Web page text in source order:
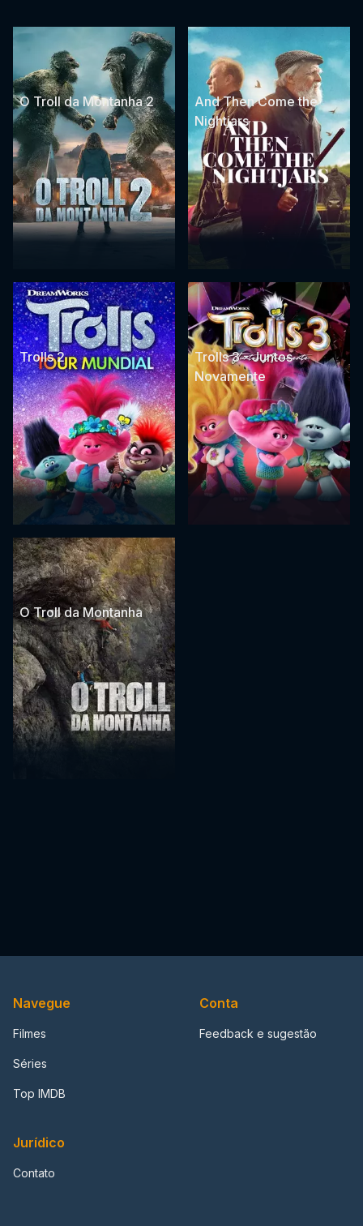
O Troll da Montanha 2
And Then Come the
Nightjars
Trolls 2
Trolls 3 - Juntos
Novamente
O Troll da Montanha
Navegue
Filmes
Séries
Top IMDB
Conta
Feedback e sugestão
Jurídico
Contato